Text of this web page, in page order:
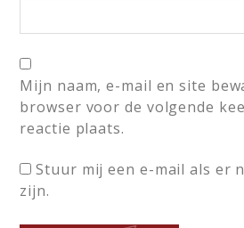
Mijn naam, e-mail en site
browser voor de volgende
reactie plaats.
Stuur mij een e-mail als er
zijn.